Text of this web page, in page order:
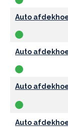
Auto
Auto
Auto
Auto